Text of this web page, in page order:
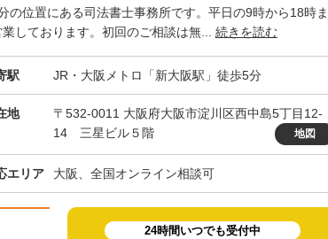
の位置にある司法書士事務所です。平日の9時から18時ま
業しております。初回のご相談は無... 続きを読む
駅 JR・大阪メトロ「新大阪駅」徒歩5分
地
〒532-0011 大阪府大阪市淀川区西中島5丁目12-
14 三星ビル５階
地図
エリア 大阪、全国オンライン相談可
24時間いつでも受付中